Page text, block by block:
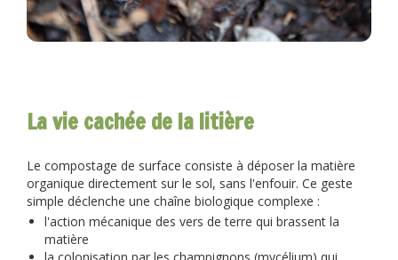
La vie cachée de la litière
Le compostage de surface consiste à déposer la matière
organique directement sur le sol, sans l'enfouir. Ce geste
simple déclenche une chaîne biologique complexe :
l'action mécanique des vers de terre qui brassent la
matière